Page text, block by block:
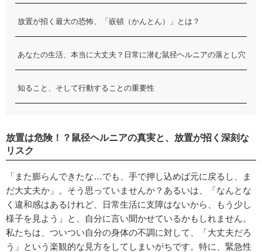
放置が招く最大の恐怖、「嵌頓（かんとん）」とは？
あなたの生活、本当に大丈夫？日常に潜む鼠径ヘルニアの落とし穴
知ること、そして行動することの重要性
放置は危険！？鼠径ヘルニアの真実と、放置が招く深刻な
リスク
「また膨らんできたな…でも、手で押し込めば元に戻るし、ま
だ大丈夫か」。そう思っていませんか？あるいは、「なんとな
く違和感はあるけれど、日常生活に支障はないから、もう少し
様子を見よう」と、自分に言い聞かせているかもしれません。
私たちは、ついつい自分の身体の不調に対して、「大丈夫だろ
う」という楽観的な見方をしてしまいがちです。特に、緊急性